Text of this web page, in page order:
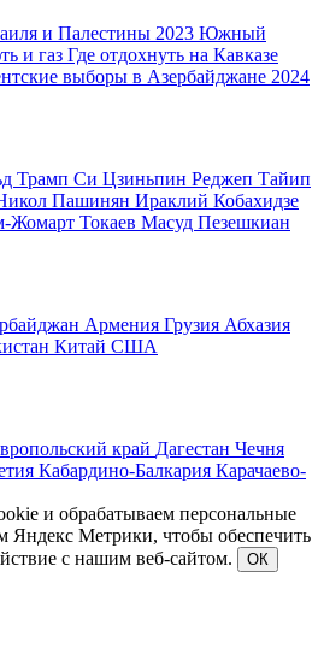
и Палестины 2023 Южный
и газ Где отдохнуть на Кавказе
выборы в Азербайджане 2024
Трамп Си Цзиньпин Реджеп Тайип
Пашинян Ираклий Кобахидзе
Жомарт Токаев Масуд Пезешкиан
Армения Грузия Абхазия
Китай США
край Дагестан Чечня
Кабардино-Балкария Карачаево-
и обрабатываем персональные
Яндекс Метрики, чтобы обеспечить
с нашим веб-сайтом.
ОК